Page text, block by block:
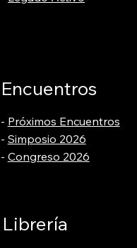
Encuentros
- Próximos Encuentros
- Simposio 2026
- Congreso 2026
Librería